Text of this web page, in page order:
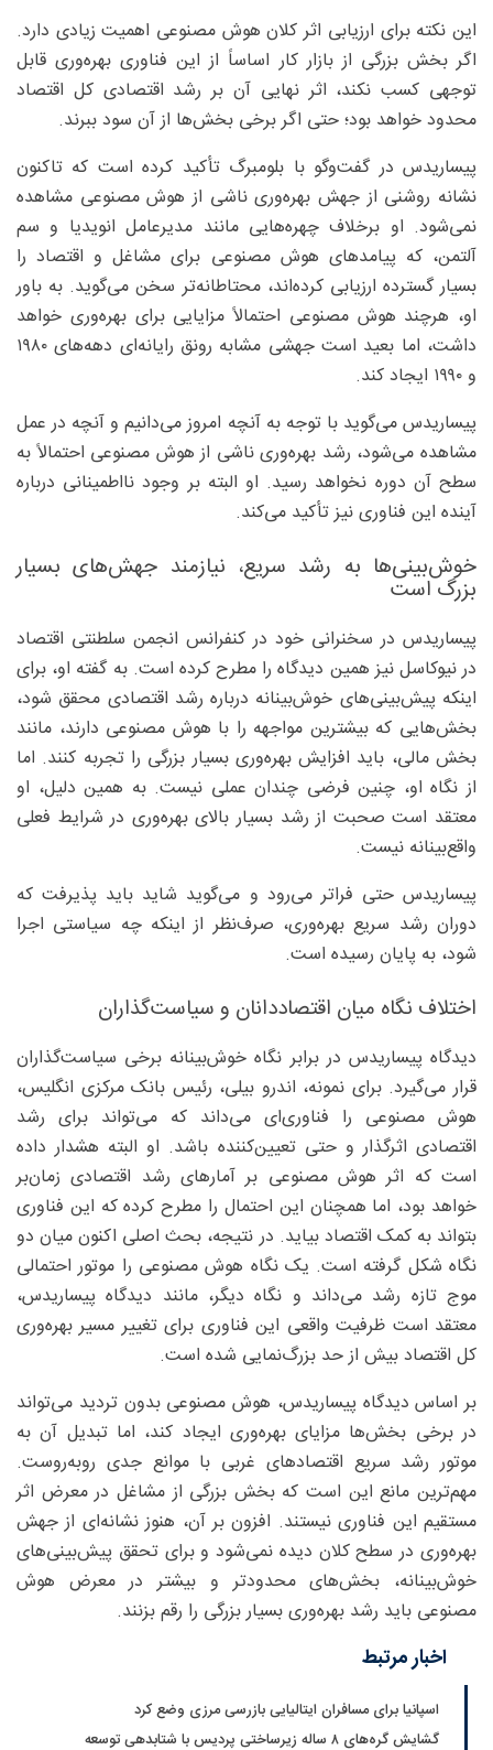
این نکته برای ارزیابی اثر کلان هوش مصنوعی اهمیت زیادی دارد.
اگر بخش بزرگی از بازار کار اساساً از این فناوری بهره‌وری قابل
توجهی کسب نکند، اثر نهایی آن بر رشد اقتصادی کل اقتصاد
محدود خواهد بود؛ حتی اگر برخی بخش‌ها از آن سود ببرند.
پیساریدس در گفت‌وگو با بلومبرگ تأکید کرده است که تاکنون
نشانه روشنی از جهش بهره‌وری ناشی از هوش مصنوعی مشاهده
نمی‌شود. او برخلاف چهره‌هایی مانند مدیرعامل انویدیا و سم
آلتمن، که پیامدهای هوش مصنوعی برای مشاغل و اقتصاد را
بسیار گسترده ارزیابی کرده‌اند، محتاطانه‌تر سخن می‌گوید. به باور
او، هرچند هوش مصنوعی احتمالاً مزایایی برای بهره‌وری خواهد
داشت، اما بعید است جهشی مشابه رونق رایانه‌ای دهه‌های ۱۹۸۰
و ۱۹۹۰ ایجاد کند.
پیساریدس می‌گوید با توجه به آنچه امروز می‌دانیم و آنچه در عمل
مشاهده می‌شود، رشد بهره‌وری ناشی از هوش مصنوعی احتمالاً به
سطح آن دوره نخواهد رسید. او البته بر وجود نااطمینانی درباره
آینده این فناوری نیز تأکید می‌کند.
خوش‌بینی‌ها به رشد سریع، نیازمند جهش‌های بسیار
بزرگ است
پیساریدس در سخنرانی خود در کنفرانس انجمن سلطنتی اقتصاد
در نیوکاسل نیز همین دیدگاه را مطرح کرده است. به گفته او، برای
اینکه پیش‌بینی‌های خوش‌بینانه درباره رشد اقتصادی محقق شود،
بخش‌هایی که بیشترین مواجهه را با هوش مصنوعی دارند، مانند
بخش مالی، باید افزایش بهره‌وری بسیار بزرگی را تجربه کنند. اما
از نگاه او، چنین فرضی چندان عملی نیست. به همین دلیل، او
معتقد است صحبت از رشد بسیار بالای بهره‌وری در شرایط فعلی
واقع‌بینانه نیست.
پیساریدس حتی فراتر می‌رود و می‌گوید شاید باید پذیرفت که
دوران رشد سریع بهره‌وری، صرف‌نظر از اینکه چه سیاستی اجرا
شود، به پایان رسیده است.
اختلاف نگاه میان اقتصاددانان و سیاست‌گذاران
دیدگاه پیساریدس در برابر نگاه خوش‌بینانه برخی سیاست‌گذاران
قرار می‌گیرد. برای نمونه، اندرو بیلی، رئیس بانک مرکزی انگلیس،
هوش مصنوعی را فناوری‌ای می‌داند که می‌تواند برای رشد
اقتصادی اثرگذار و حتی تعیین‌کننده باشد. او البته هشدار داده
است که اثر هوش مصنوعی بر آمارهای رشد اقتصادی زمان‌بر
خواهد بود، اما همچنان این احتمال را مطرح کرده که این فناوری
بتواند به کمک اقتصاد بیاید. در نتیجه، بحث اصلی اکنون میان دو
نگاه شکل گرفته است. یک نگاه هوش مصنوعی را موتور احتمالی
موج تازه رشد می‌داند و نگاه دیگر، مانند دیدگاه پیساریدس،
معتقد است ظرفیت واقعی این فناوری برای تغییر مسیر بهره‌وری
کل اقتصاد بیش از حد بزرگ‌نمایی شده است.
بر اساس دیدگاه پیساریدس، هوش مصنوعی بدون تردید می‌تواند
در برخی بخش‌ها مزایای بهره‌وری ایجاد کند، اما تبدیل آن به
موتور رشد سریع اقتصادهای غربی با موانع جدی روبه‌روست.
مهم‌ترین مانع این است که بخش بزرگی از مشاغل در معرض اثر
مستقیم این فناوری نیستند. افزون بر آن، هنوز نشانه‌ای از جهش
بهره‌وری در سطح کلان دیده نمی‌شود و برای تحقق پیش‌بینی‌های
خوش‌بینانه، بخش‌های محدودتر و بیشتر در معرض هوش
مصنوعی باید رشد بهره‌وری بسیار بزرگی را رقم بزنند.
اخبار مرتبط
اسپانیا برای مسافران ایتالیایی بازرسی مرزی وضع کرد
گشایش گره‌های ۸ ساله زیرساختی پردیس با شتابدهی توسعه